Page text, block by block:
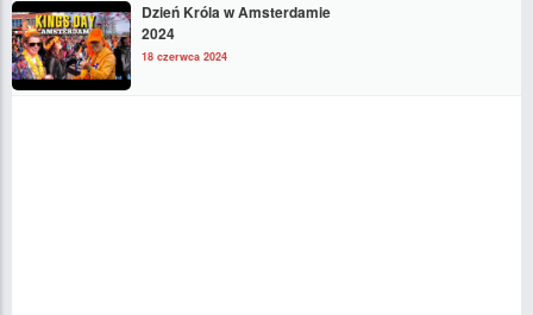
Dzień Króla w Amsterdamie
2024
18 czerwca 2024